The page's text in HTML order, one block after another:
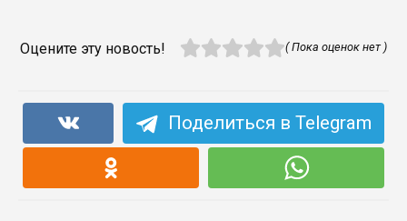
Оцените эту новость! ( Пока оценок нет )
Поделиться в Telegram